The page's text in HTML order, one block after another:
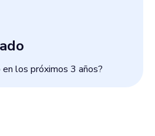
los próximos 3 años?